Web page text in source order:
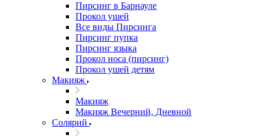
Пирсинг в Барнауле
Прокол ушей
Все виды Пирсинга
Пирсинг пупка
Пирсинг языка
Прокол носа (пирсинг)
Прокол ушей детям
Макияж
Макияж
Макияж Вечерний, Дневной
Солярий